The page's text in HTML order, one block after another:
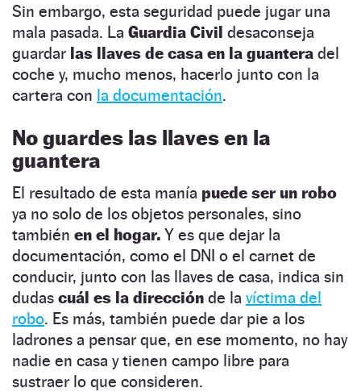
Sin embargo, esta seguridad puede jugar una
mala pasada. La Guardia Civil desaconseja
guardar las llaves de casa en la guantera del
coche y, mucho menos, hacerlo junto con la
cartera con la documentación.
No guardes las llaves en la
guantera
El resultado de esta manía puede ser un robo
ya no solo de los objetos personales, sino
también en el hogar. Y es que dejar la
documentación, como el DNI o el carnet de
conducir, junto con las llaves de casa, indica sin
dudas cuál es la dirección de la víctima del
robo. Es más, también puede dar pie a los
ladrones a pensar que, en ese momento, no hay
nadie en casa y tienen campo libre para
sustraer lo que consideren.